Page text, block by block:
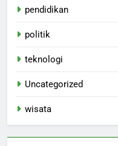
pendidikan
politik
teknologi
Uncategorized
wisata